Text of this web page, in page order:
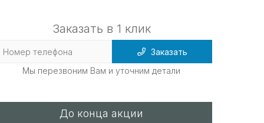
Заказать в 1 клик
Заказать
Мы перезвоним Вам и уточним детали
До конца акции